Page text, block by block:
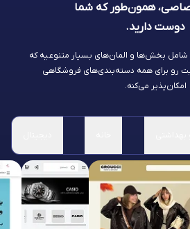
همون‌طور که شما
دوست دارید.
بخش‌ها و المان‌های بسیار متنوعیه که
رو برای همه دسته‌بندی‌های فروشگاهی
امکان‌پذیر می‌کنه.